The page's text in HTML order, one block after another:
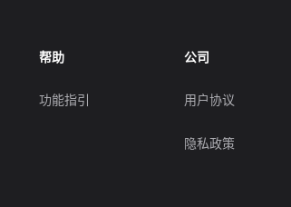
帮助
功能指引
公司
用户协议
隐私政策